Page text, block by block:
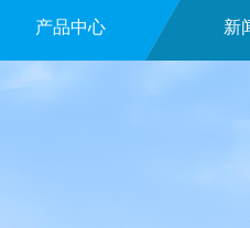
产品中心 新